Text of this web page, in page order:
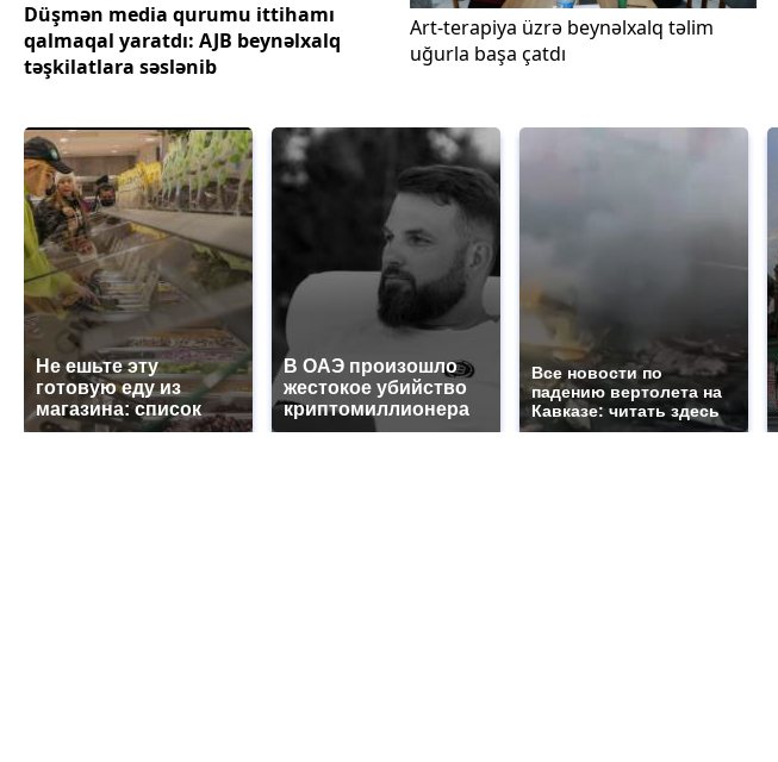
Düşmən media qurumu ittihamı
qalmaqal yaratdı: AJB beynəlxalq
təşkilatlara səslənib
Art-terapiya üzrə beynəlxalq təlim
uğurla başa çatdı
Не ешьте эту
готовую еду из
магазина: список
В ОАЭ произошло
жестокое убийство
криптомиллионера
Все новости по
падению вертолета на
Кавказе: читать здесь